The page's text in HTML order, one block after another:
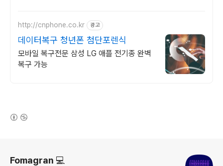
http://cnphone.co.kr 광고
데이터복구 청년폰 첨단포렌식
모바일 복구전문 삼성 LG 애플 전기종 완벽
복구 가능
Fomagran 💻